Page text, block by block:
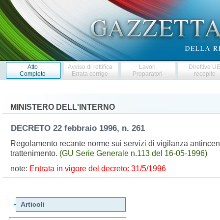
Atto
Completo
Avviso di rettifica
Errata corrige
Lavori
Preparatori
Direttive
recepite
MINISTERO DELL'INTERNO
DECRETO 22 febbraio 1996, n. 261
Regolamento recante norme sui servizi di vigilanza
trattenimento. (GU Serie Generale n.113 del 16-05-1996)
note: Entrata in vigore del decreto: 31/5/1996